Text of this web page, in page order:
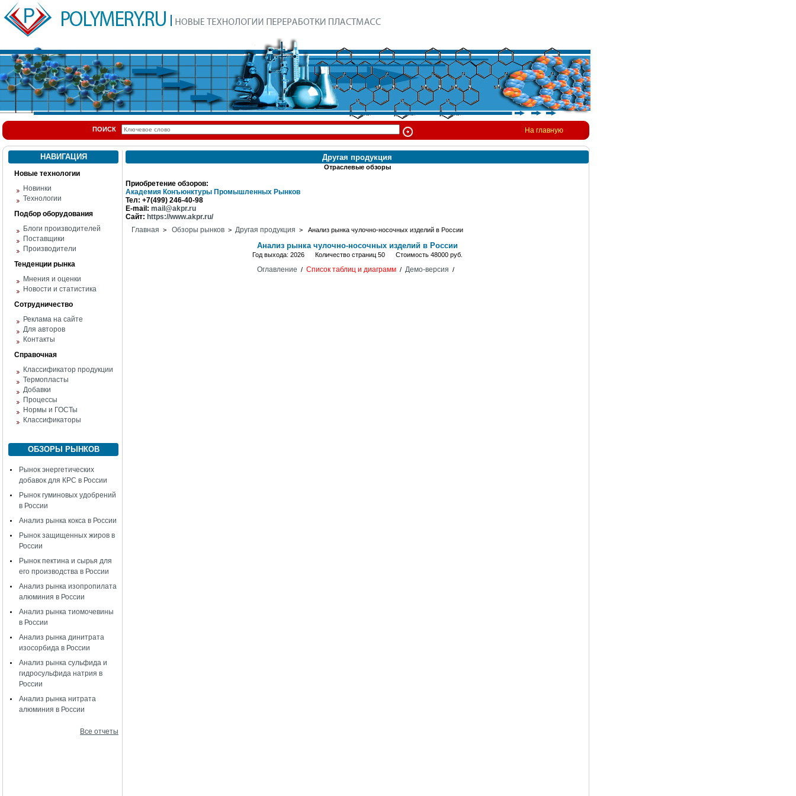
ПОИСК На главную
НАВИГАЦИЯ
Новые технологии
Новинки
Технологии
Подбор оборудования
Блоги производителей
Поставщики
Производители
Тенденции рынка
Мнения и оценки
Новости и статистика
Сотрудничество
Реклама на сайте
Для авторов
Контакты
Справочная
Классификатор продукции
Термопласты
Добавки
Процессы
Нормы и ГОСТы
Классификаторы
ОБЗОРЫ РЫНКОВ
Рынок энергетических
добавок для КРС в России
Рынок гуминовых удобрений
в России
Анализ рынка кокса в России
Рынок защищенных жиров в
России
Рынок пектина и сырья для
его производства в России
Анализ рынка изопропилата
алюминия в России
Анализ рынка тиомочевины
в России
Анализ рынка динитрата
изосорбида в России
Анализ рынка сульфида и
гидросульфида натрия в
России
Анализ рынка нитрата
алюминия в России
Все отчеты
Другая продукция
Отраслевые обзоры
Приобретение обзоров:
Академия Конъюнктуры Промышленных Рынков
Тел: +7(499) 246-40-98
E-mail: mail@akpr.ru
Сайт: https://www.akpr.ru/
Главная > Обзоры рынков > Другая продукция > Анализ рынка чулочно-носочных изделий в России
Анализ рынка чулочно-носочных изделий в России
Год выхода: 2026 Количество страниц 50 Стоимость 48000 руб.
Оглавление / Список таблиц и диаграмм/ Демо-версия /